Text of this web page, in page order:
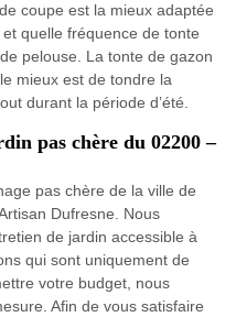
coupe est la mieux adaptée
quelle fréquence de tonte
pelouse. La tonte de gazon
mieux est de tondre la
durant la période d’été.
pas chère du 02200 –
pas chère de la ville de
Dufresne. Nous
de jardin accessible à
qui sont uniquement de
votre budget, nous
Afin de vous satisfaire